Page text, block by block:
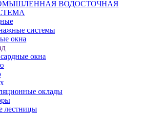
ВОДОСТОЧНАЯ
системы
окна
окна
оклады
лестницы